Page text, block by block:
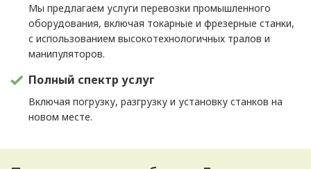
Мы предлагаем услуги перевозки промышленного
оборудования, включая токарные и фрезерные станки,
с использованием высокотехнологичных тралов и
манипуляторов.
Полный спектр услуг
Включая погрузку, разгрузку и установку станков на
новом месте.